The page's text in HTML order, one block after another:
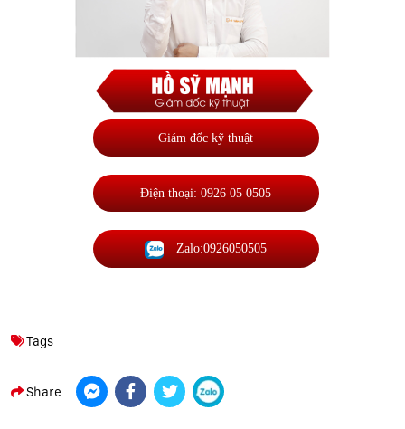
Giám đốc kỹ thuật
Điện thoại: 0926 05 0505
Zalo:0926050505
Tags
Share